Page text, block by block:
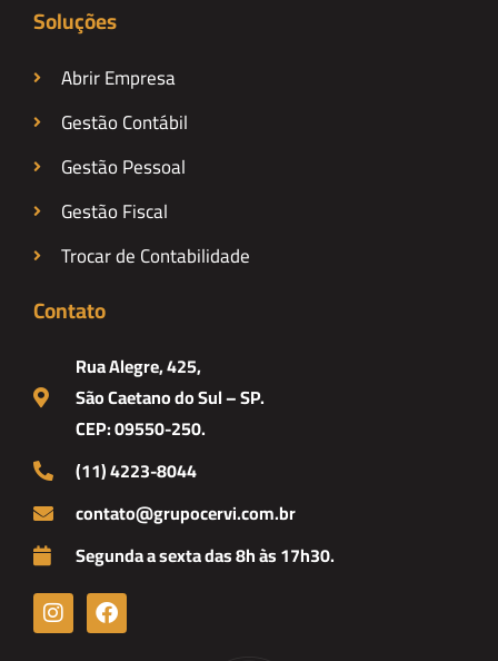
Soluções
Abrir Empresa
Gestão Contábil
Gestão Pessoal
Gestão Fiscal
Trocar de Contabilidade
Contato
Rua Alegre, 425,
São Caetano do Sul – SP.
CEP: 09550-250.
(11) 4223-8044
contato@grupocervi.com.br
Segunda a sexta das 8h às 17h30.